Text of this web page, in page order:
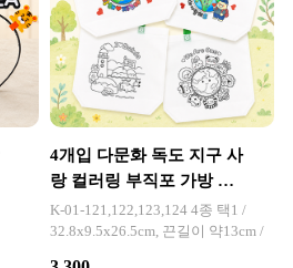
4개입 다문화 독도 지구 사
랑 컬러링 부직포 가방 만
들기
K-01-121,122,123,124 4종 택1 /
32.8x9.5x26.5cm, 끈길이 약13cm /